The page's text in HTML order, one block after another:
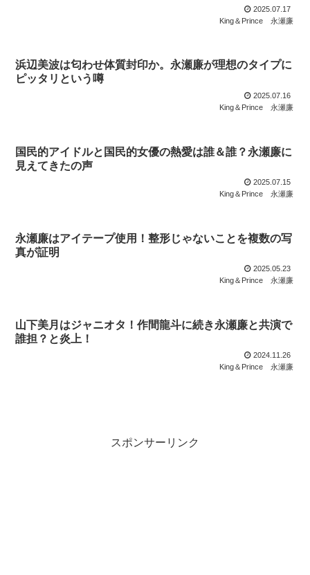
2025.07.17
King＆Prince
永瀬廉
浜辺美波は匂わせ体質封印か。永瀬廉が理想のタイプに
ピッタリという噂
2025.07.16
King＆Prince
永瀬廉
国民的アイドルと国民的女優の熱愛は誰＆誰？永瀬廉に
見えてきたの声
2025.07.15
King＆Prince
永瀬廉
永瀬廉はアイテープ使用！整形じゃないことを複数の写
真が証明
2025.05.23
King＆Prince
永瀬廉
山下美月はジャニオタ！作間龍斗に続き永瀬廉と共演で
誰担？と炎上！
2024.11.26
King＆Prince
永瀬廉
スポンサーリンク